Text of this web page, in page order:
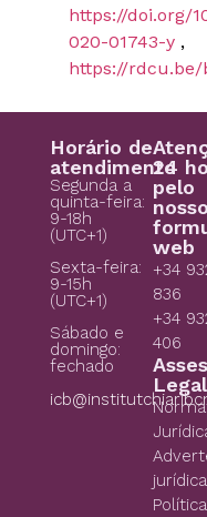
https://doi.org/
020-01743-y ,
https://rdcu.be/
Horário de
atendimento
Segunda a
quinta-feira:
9-18h
(UTC+1)
Sexta-feira:
9-15h
(UTC+1)
Sábado e
domingo:
fechado
24
pelo
nosso
web
+34
836
+34
406
Legal
jurídica